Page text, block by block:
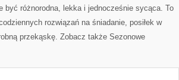
być różnorodna, lekka i jednocześnie sycąca. To
rozwiązań na śniadanie, posiłek w
przekąskę. Zobacz także Sezonowe